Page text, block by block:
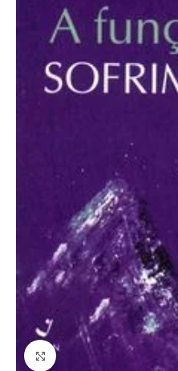
Clique para ampliar